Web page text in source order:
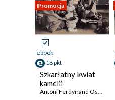
Promocja
ebook
18 pkt
Szkarłatny kwiat
kamelii
Antoni Ferdynand Ossendowski